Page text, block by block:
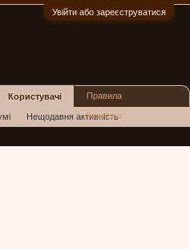
Увійти або зареєструватися
Користувачі
Нещодавня активність
Правила
Реклама